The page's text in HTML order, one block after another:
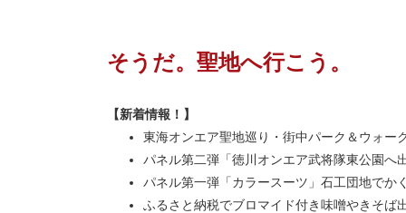
そうだ。聖地へ行こう。
【新着情報！】
東海オンエア聖地巡り・街中パーク＆ウォー
パネル第二弾「徳川オンエア武将隊東公園へ
パネル第一弾「カラースーツ」石工団地でか
ふるさと納税でブロマイド付き味噌やきそば